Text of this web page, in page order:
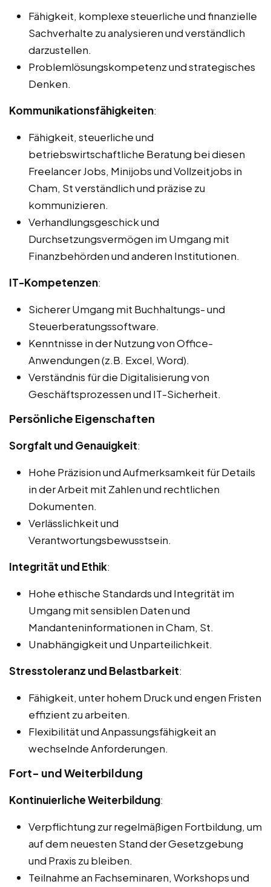
Fähigkeit, komplexe steuerliche und finanzielle
Sachverhalte zu analysieren und verständlich
darzustellen.
Problemlösungskompetenz und strategisches
Denken.
Kommunikationsfähigkeiten:
Fähigkeit, steuerliche und
betriebswirtschaftliche Beratung bei diesen
Freelancer Jobs, Minijobs und Vollzeitjobs in
Cham, St verständlich und präzise zu
kommunizieren.
Verhandlungsgeschick und
Durchsetzungsvermögen im Umgang mit
Finanzbehörden und anderen Institutionen.
IT-Kompetenzen:
Sicherer Umgang mit Buchhaltungs- und
Steuerberatungssoftware.
Kenntnisse in der Nutzung von Office-
Anwendungen (z.B. Excel, Word).
Verständnis für die Digitalisierung von
Geschäftsprozessen und IT-Sicherheit.
Persönliche Eigenschaften
Sorgfalt und Genauigkeit:
Hohe Präzision und Aufmerksamkeit für Details
in der Arbeit mit Zahlen und rechtlichen
Dokumenten.
Verlässlichkeit und
Verantwortungsbewusstsein.
Integrität und Ethik:
Hohe ethische Standards und Integrität im
Umgang mit sensiblen Daten und
Mandanteninformationen in Cham, St.
Unabhängigkeit und Unparteilichkeit.
Stresstoleranz und Belastbarkeit:
Fähigkeit, unter hohem Druck und engen Fristen
effizient zu arbeiten.
Flexibilität und Anpassungsfähigkeit an
wechselnde Anforderungen.
Fort- und Weiterbildung
Kontinuierliche Weiterbildung:
Verpflichtung zur regelmäßigen Fortbildung, um
auf dem neuesten Stand der Gesetzgebung
und Praxis zu bleiben.
Teilnahme an Fachseminaren, Workshops und